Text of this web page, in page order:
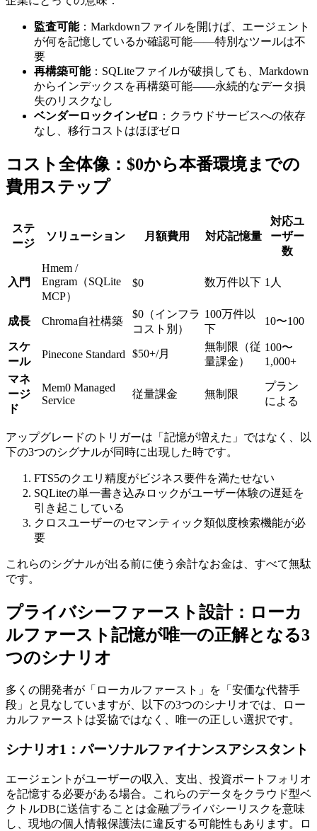
監査可能：Markdownファイルを開けば、エージェント
が何を記憶しているか確認可能——特別なツールは不
要
再構築可能：SQLiteファイルが破損しても、Markdown
からインデックスを再構築可能——永続的なデータ損
失のリスクなし
ベンダーロックインゼロ ：クラウドサービスへの依存
なし、移行コストはほぼゼロ
コスト全体像：$0から本番環境までの
費用ステップ
ステ
ージ
ソリューション 月額費用 対応記憶量
対応ユ
ーザー
数
入門
Hmem /
Engram（SQLite
MCP）
$0 数万件以下 1人
成長 Chroma自社構築
$0（インフラ
コスト別）
100万件以
下
10〜100
スケ
ール
Pinecone Standard $50+/月
無制限（従
量課金）
100〜
1,000+
マネ
ージ
ド
Mem0 Managed
Service
従量課金 無制限
プラン
による
アップグレードのトリガーは「記憶が増えた」ではなく、以
下の3つのシグナルが同時に出現した時です。
FTS5のクエリ精度がビジネス要件を満たせない
SQLiteの単一書き込みロックがユーザー体験の遅延を
引き起こしている
クロスユーザーのセマンティック類似度検索機能が必
要
これらのシグナルが出る前に使う余計なお金は、すべて無駄
です。
プライバシーファースト設計：ローカ
ルファースト記憶が唯一の正解となる3
つのシナリオ
多くの開発者が「ローカルファースト」を「安価な代替手
段」と見なしていますが、以下の3つのシナリオでは、ロー
カルファーストは妥協ではなく、唯一の正しい選択です。
シナリオ1：パーソナルファイナンスアシスタント
エージェントがユーザーの収入、支出、投資ポートフォリオ
を記憶する必要がある場合。これらのデータをクラウド型ベ
クトルDBに送信することは金融プライバシーリスクを意味
し、現地の個人情報保護法に違反する可能性もあります。ロ